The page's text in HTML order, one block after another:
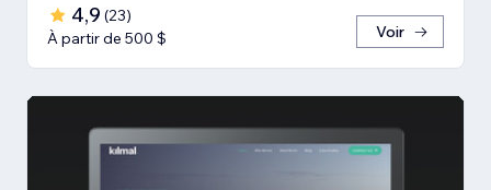
4,9 (23)
À partir de 500 $
Voir